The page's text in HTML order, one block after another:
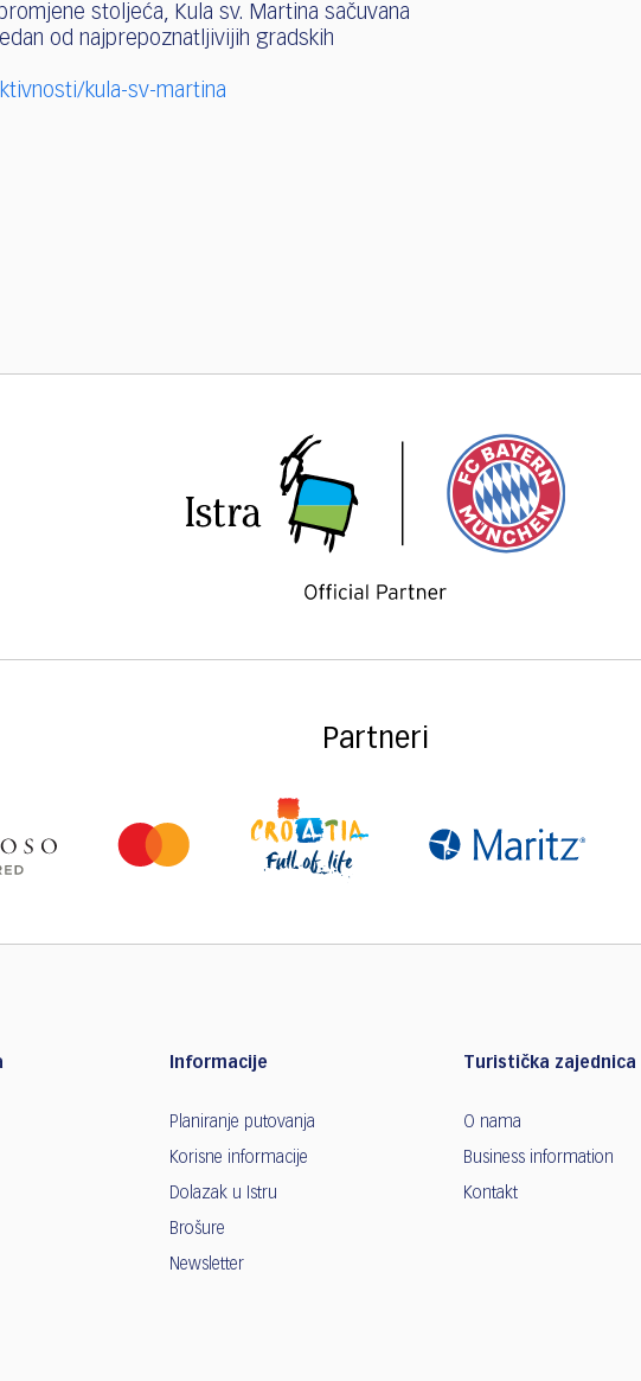
stoljeća, Kula sv. Martina sačuvana
od najprepoznatljivijih gradskih
kula-sv-martina
Partneri
Informacije
Planiranje putovanja
Korisne informacije
Dolazak u Istru
Brošure
Newsletter
Turistička
O nama
Business information
Kontakt